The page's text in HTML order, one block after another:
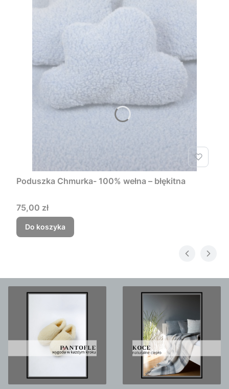
Poduszka Chmurka- 100% wełna – błękitna
Cena
75,00 zł
Do koszyka